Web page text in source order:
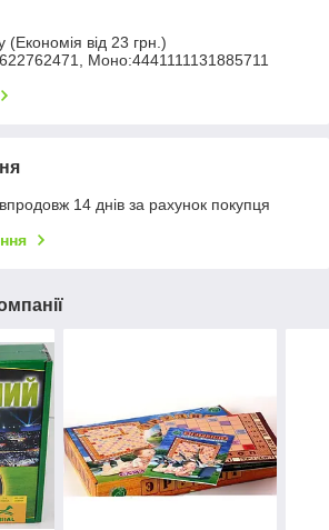
(Економія від 23 грн.)
Моно:4441111131885711
14 днів за рахунок покупця